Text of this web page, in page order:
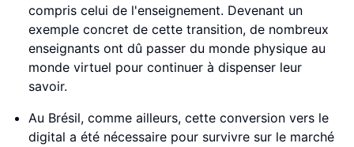
compris celui de l'enseignement. Devenant un
exemple concret de cette transition, de nombreux
enseignants ont dû passer du monde physique au
monde virtuel pour continuer à dispenser leur
savoir.
Au Brésil, comme ailleurs, cette conversion vers le
digital a été nécessaire pour survivre sur le marché